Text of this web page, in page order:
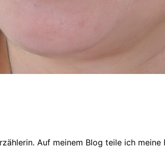
Auf meinem Blog teile ich